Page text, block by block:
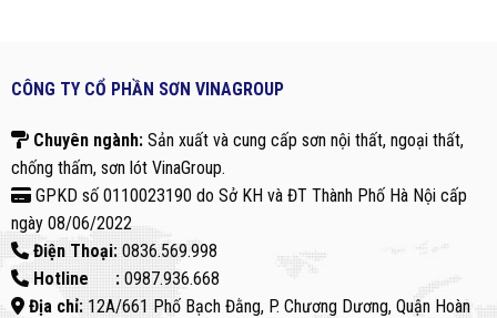
CÔNG TY CỔ PHẦN SƠN VINAGROUP
Chuyên ngành: Sản xuất và cung cấp sơn nội thất, ngoại thất,
chống thấm, sơn lót VinaGroup.
GPKD số 0110023190 do Sở KH và ĐT Thành Phố Hà Nội cấp
ngày 08/06/2022
Điện Thoại:0836.569.998
Hotline : 0987.936.668
Địa chỉ:12A/661 Phố Bạch Đằng, P. Chương Dương, Quận Hoàn